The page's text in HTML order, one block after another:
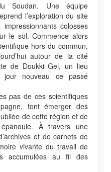
Soudan. Une équipe
l’exploration du site
colosses
le sol. Commence alors
hors du commun,
autour de la cité
de Doukki Gel, un lieu
jour nouveau ce passé
pas de ces scientifiques
font émerger des
de cette région et de
À travers une
et de carnets de
vivante du travail de
accumulées au fil des